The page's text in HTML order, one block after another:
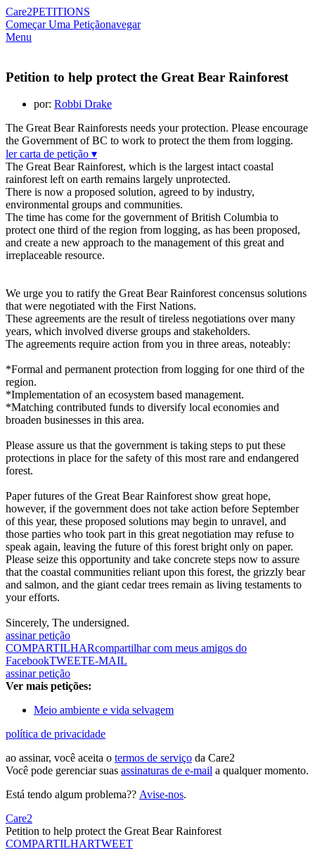
Care2PETITIONS
Começar Uma Petiçãonavegar
Menu
Petition to help protect the Great Bear Rainforest
por: Robbi Drake
The Great Bear Rainforests needs your protection. Please encourage
the Government of BC to work to protect the them from logging.
ler carta de petição ▾
The Great Bear Rainforest, which is the largest intact coastal
rainforest left on earth remains largely unprotected.
There is now a proposed solution, agreed to by industry,
environmental groups and communities.
The time has come for the government of British Columbia to
protect one third of the region from logging, as has been proposed,
and create a new approach to the management of this great and
irreplaceable resource.
We urge you to ratify the Great Bear Rainforest concensus solutions
that were negotiated with the First Nations.
These agreements are the result of tireless negotiations over many
years, which involved diverse groups and stakeholders.
The agreements require action from you in three areas, noteably:
*Formal and permanent protection from logging for one third of the
region.
*Implementation of an ecosystem based management.
*Matching contributed funds to diversify local economies and
broaden businesses in this area.
Please assure us that the government is taking steps to put these
protections in place for the safety of this most rare and endangered
forest.
Paper futures of the Great Bear Rainforest show great hope,
however, if the government does not take action before September
of this year, these proposed solutions may begin to unravel, and
those parties who took part in this great negotiation may refuse to
speak again, leaving the future of this forest bright only on paper.
Please seize this opportunity and take concrete steps now to assure
that the coastal communities reliant upon this forest, the grizzly bear
and salmon, and the giant cedar trees remain as living testaments to
your efforts.
Sincerely, The undersigned.
assinar petição
COMPARTILHARcompartilhar com meus amigos do
FacebookTWEETE-MAIL
assinar petição
Ver mais petições:
Meio ambiente e vida selvagem
política de privacidade
ao assinar, você aceita o termos de serviço da Care2
Você pode gerenciar suas assinaturas de e-mail a qualquer momento.
Está tendo algum problema?? Avise-nos.
Care2
Petition to help protect the Great Bear Rainforest
COMPARTILHARTWEET